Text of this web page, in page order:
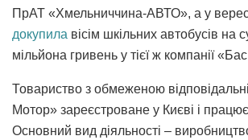
ПрАТ «Хмельниччина-АВТО», а у
докупила вісім шкільних автобусів на
мільйона гривень у тієї ж компанії
Товариство з обмеженою
Мотор» зареєстроване у Києві і
Основний вид діяльності –